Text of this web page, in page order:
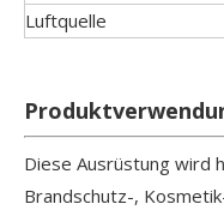
Luftquelle
Diese Ausrüstung wird
Brandschutz-,